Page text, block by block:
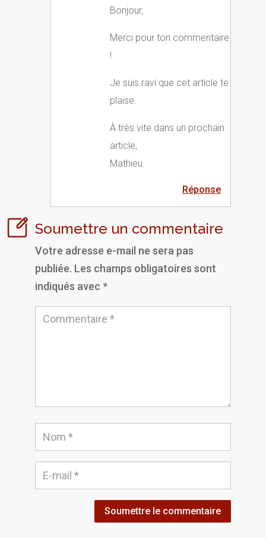
Bonjour,
Merci pour ton commentaire
!
Je suis ravi que cet article te
plaise.
À très vite dans un prochain
article,
Mathieu.
Réponse
Soumettre un commentaire
Votre adresse e-mail ne sera pas
publiée. Les champs obligatoires sont
indiqués avec *
Soumettre le commentaire